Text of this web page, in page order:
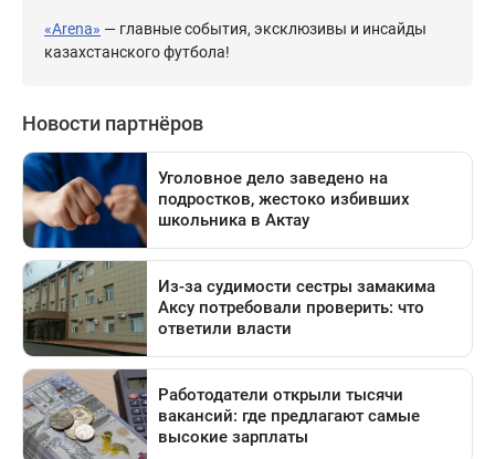
«Arena» — главные события, эксклюзивы и инсайды
казахстанского футбола!